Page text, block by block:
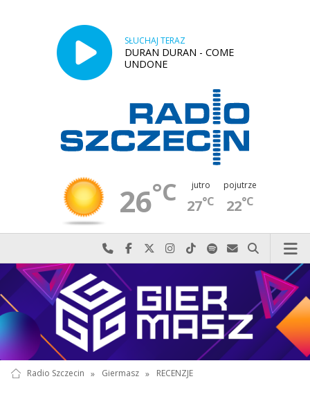
SŁUCHAJ TERAZ
DURAN DURAN - COME
UNDONE
26°C jutro
27°C
pojutrze
22°C
Najlepiej po prostu do nas zadzwoń
Odwiedź nas na Facebook-u
Odwiedź nas na X
Odwiedź nas na Instagram-ie
Odwiedź nas na TikTok-u
Szukaj nas na Spotify
Wyślij do nas
Szukaj
Radio Szczecin » Giermasz » RECENZJE